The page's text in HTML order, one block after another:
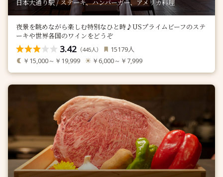
日本大通り駅 / ステーキ、ハンバーガー、アメリカ料理
夜景を眺めながら楽しむ特別なひと時♪USプライムビーフのステ
ーキや世界各国のワインをどうぞ
3.42 （445人） 15179人
￥15,000～￥19,999 ￥6,000～￥7,999